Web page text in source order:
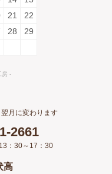
月に変わります
2661
：30～17：30
高